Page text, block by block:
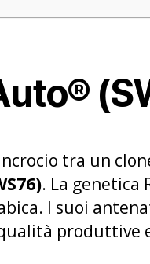
tra un
. La genetica
I suoi
produttive